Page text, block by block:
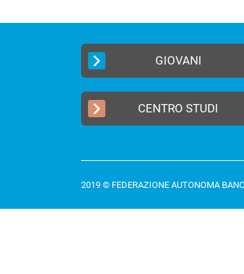
GIOVANI
CENTRO STUDI
2019 © FEDERAZIONE AUTONOMA